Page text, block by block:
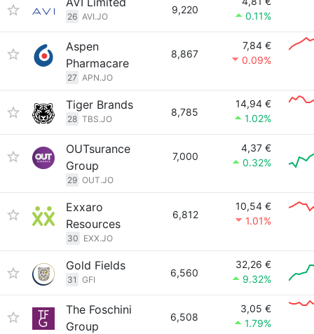
26 AVI.JO
9,220
0.11%
Aspen
Pharmacare
27 APN.JO
8,867
7,84 €
0.09%
Tiger Brands
28 TBS.JO
8,785
14,94 €
1.02%
OUTsurance
Group
29 OUT.JO
7,000
4,37 €
0.32%
Exxaro
Resources
30 EXX.JO
6,812
10,54 €
1.01%
Gold Fields
31 GFI
6,560
32,26 €
9.32%
The Foschini
Group
6,508
3,05 €
1.79%